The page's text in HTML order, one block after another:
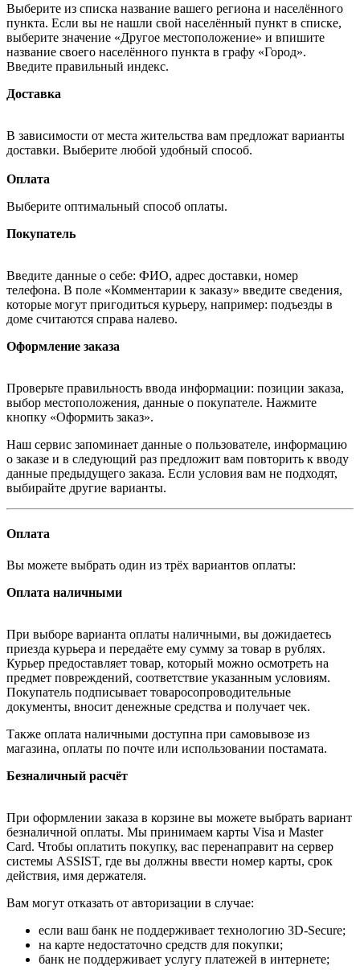
Выберите из списка название вашего региона и населённого
пункта. Если вы не нашли свой населённый пункт в списке,
выберите значение «Другое местоположение» и впишите
название своего населённого пункта в графу «Город».
Введите правильный индекс.
Доставка
В зависимости от места жительства вам предложат варианты
доставки. Выберите любой удобный способ.
Оплата
Выберите оптимальный способ оплаты.
Покупатель
Введите данные о себе: ФИО, адрес доставки, номер
телефона. В поле «Комментарии к заказу» введите сведения,
которые могут пригодиться курьеру, например: подъезды в
доме считаются справа налево.
Оформление заказа
Проверьте правильность ввода информации: позиции заказа,
выбор местоположения, данные о покупателе. Нажмите
кнопку «Оформить заказ».
Наш сервис запоминает данные о пользователе, информацию
о заказе и в следующий раз предложит вам повторить к вводу
данные предыдущего заказа. Если условия вам не подходят,
выбирайте другие варианты.
Оплата
Вы можете выбрать один из трёх вариантов оплаты:
Оплата наличными
При выборе варианта оплаты наличными, вы дожидаетесь
приезда курьера и передаёте ему сумму за товар в рублях.
Курьер предоставляет товар, который можно осмотреть на
предмет повреждений, соответствие указанным условиям.
Покупатель подписывает товаросопроводительные
документы, вносит денежные средства и получает чек.
Также оплата наличными доступна при самовывозе из
магазина, оплаты по почте или использовании постамата.
Безналичный расчёт
При оформлении заказа в корзине вы можете выбрать вариант
безналичной оплаты. Мы принимаем карты Visa и Master
Card. Чтобы оплатить покупку, вас перенаправит на сервер
системы ASSIST, где вы должны ввести номер карты, срок
действия, имя держателя.
Вам могут отказать от авторизации в случае:
если ваш банк не поддерживает технологию 3D-Secure;
на карте недостаточно средств для покупки;
банк не поддерживает услугу платежей в интернете;